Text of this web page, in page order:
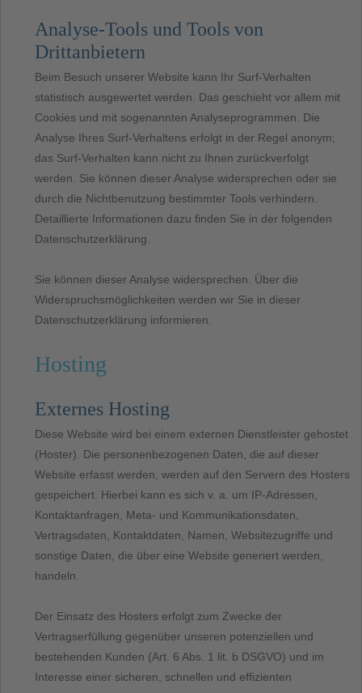
Analyse-Tools und Tools von
Drittanbietern
Beim Besuch unserer Website kann Ihr Surf-Verhalten
statistisch ausgewertet werden. Das geschieht vor allem mit
Cookies und mit sogenannten Analyseprogrammen. Die
Analyse Ihres Surf-Verhaltens erfolgt in der Regel anonym;
das Surf-Verhalten kann nicht zu Ihnen zurückverfolgt
werden. Sie können dieser Analyse widersprechen oder sie
durch die Nichtbenutzung bestimmter Tools verhindern.
Detaillierte Informationen dazu finden Sie in der folgenden
Datenschutzerklärung.
Sie können dieser Analyse widersprechen. Über die
Widerspruchsmöglichkeiten werden wir Sie in dieser
Datenschutzerklärung informieren.
Hosting
Externes Hosting
Diese Website wird bei einem externen Dienstleister gehostet
(Hoster). Die personenbezogenen Daten, die auf dieser
Website erfasst werden, werden auf den Servern des Hosters
gespeichert. Hierbei kann es sich v. a. um IP-Adressen,
Kontaktanfragen, Meta- und Kommunikationsdaten,
Vertragsdaten, Kontaktdaten, Namen, Websitezugriffe und
sonstige Daten, die über eine Website generiert werden,
handeln.
Der Einsatz des Hosters erfolgt zum Zwecke der
Vertragserfüllung gegenüber unseren potenziellen und
bestehenden Kunden (Art. 6 Abs. 1 lit. b DSGVO) und im
Interesse einer sicheren, schnellen und effizienten